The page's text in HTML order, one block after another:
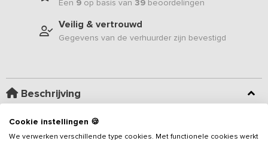
Een 9 op basis van 39 beoordelingen
Veilig & vertrouwd
Gegevens van de verhuurder zijn bevestigd
Beschrijving
De groepsaccommodatie voor 25 personen voorzien van 7
slaapkamers en 3 badkamers is gelegen in een monumentale
Cookie instellingen 🍪
We verwerken verschillende type cookies. Met functionele cookies werkt